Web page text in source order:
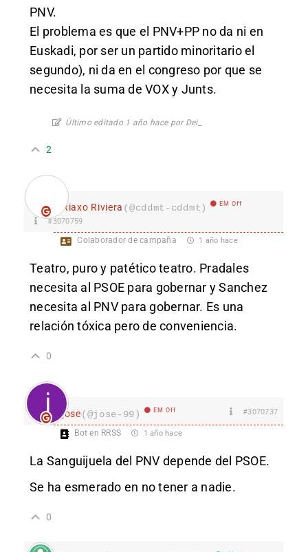
PNV.
El problema es que el PNV+PP no da ni en
Euskadi, por ser un partido minoritario el
segundo), ni da en el congreso por que se
necesita la suma de VOX y Junts.
Último editado 1 año hace por Dei_
2
Riaxo Riviera (@cddmt-cddmt) EM Off
#3070759
Colaborador de campaña 1 año hace
Teatro, puro y patético teatro. Pradales
necesita al PSOE para gobernar y Sanchez
necesita al PNV para gobernar. Es una
relación tóxica pero de conveniencia.
0
jose(@jose-99) EM Off #3070737
Bot en RRSS 1 año hace
La Sanguijuela del PNV depende del PSOE.
Se ha esmerado en no tener a nadie.
0